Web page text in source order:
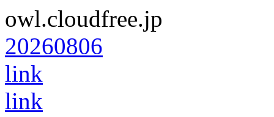
owl.cloudfree.jp
20260806
link
link